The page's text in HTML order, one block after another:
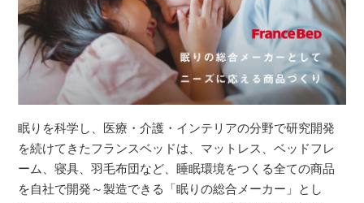
眠りを科学し、医療・介護・インテリアの分野で研究開発
を続けてきたフランスベッドは、マットレス、ベッドフレ
ーム、寝具、羽毛布団など、睡眠環境をつくる全ての商品
を自社で開発～製造できる「眠りの総合メーカー」とし